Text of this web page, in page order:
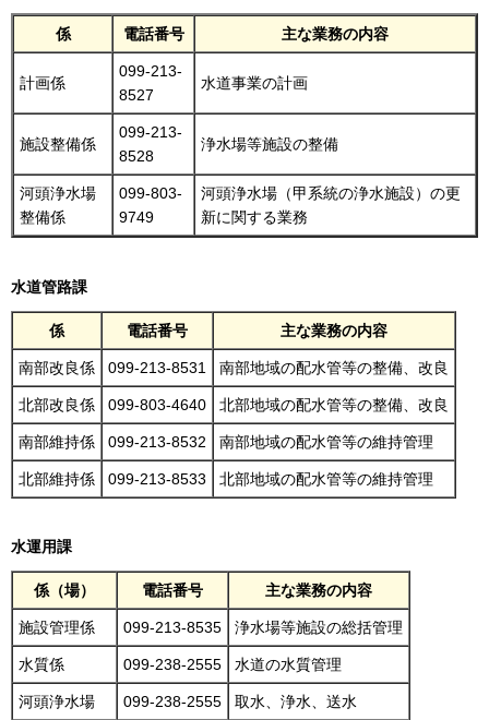
係 電話番号 主な業務の内容
計画係
099-213-
8527
水道事業の計画
施設整備係
099-213-
8528
浄水場等施設の整備
河頭浄水場
整備係
099-803-
9749
河頭浄水場（甲系統の浄水施設）の更
新に関する業務
水道管路課
係 電話番号 主な業務の内容
南部改良係 099-213-8531 南部地域の配水管等の整備、改良
北部改良係 099-803-4640 北部地域の配水管等の整備、改良
南部維持係 099-213-8532 南部地域の配水管等の維持管理
北部維持係 099-213-8533 北部地域の配水管等の維持管理
水運用課
係（場） 電話番号 主な業務の内容
施設管理係 099-213-8535 浄水場等施設の総括管理
水質係 099-238-2555 水道の水質管理
河頭浄水場 099-238-2555 取水、浄水、送水